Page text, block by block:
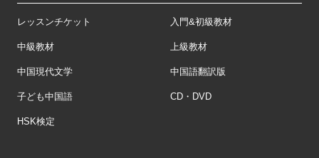
レッスンチケット 入門&初級教材
中級教材 上級教材
中国現代文学 中国語翻訳版
子ども中国語 CD・DVD
HSK検定